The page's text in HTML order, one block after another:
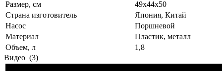
Размер, см
49x44x50
Страна изготовитель
Япония, Китай
Насос
Поршневой
Материал
Пластик, металл
Объем, л
1,8
Видео (3)